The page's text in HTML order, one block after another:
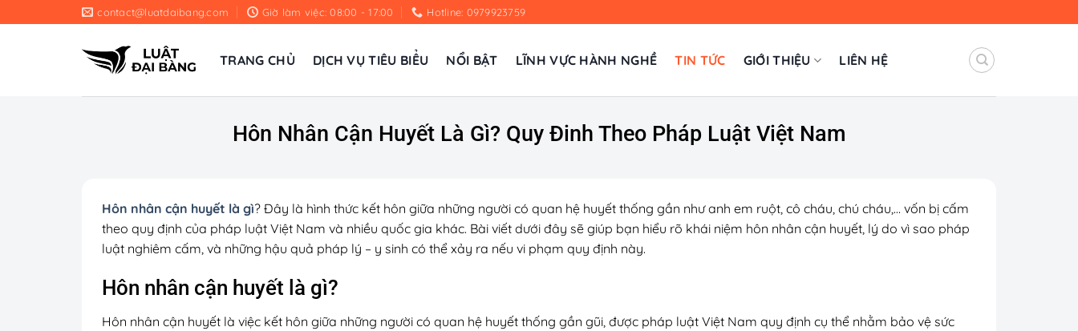
đến
contact@luatdaibang.com Giờ làm việc: 08:00 - 17:00 Hotline: 0979923759
TRANG CHỦ DỊCH VỤ TIÊU BIỂU NỔI BẬT LĨNH VỰC HÀNH NGHỀ TIN TỨC GIỚI THIỆU LIÊN HỆ
Hôn Nhân Cận Huyết Là Gì? Quy Đinh Theo Pháp Luật Việt Nam
Hôn nhân cận huyết là gì? Đây là hình thức kết hôn giữa những người có quan hệ huyết thống gần như anh em ruột, cô cháu, chú cháu,… vốn bị cấm
theo quy định của pháp luật Việt Nam và nhiều quốc gia khác. Bài viết dưới đây sẽ giúp bạn hiểu rõ khái niệm hôn nhân cận huyết, lý do vì sao pháp
luật nghiêm cấm, và những hậu quả pháp lý – y sinh có thể xảy ra nếu vi phạm quy định này.
Hôn nhân cận huyết là gì?
Hôn nhân cận huyết là việc kết hôn giữa những người có quan hệ huyết thống gần gũi, được pháp luật Việt Nam quy định cụ thể nhằm bảo vệ sức